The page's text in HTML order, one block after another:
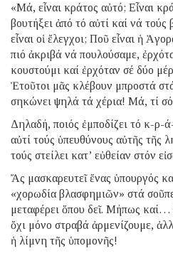
«Μά, εἶναι κράτος αὐτό; Εἶναι
βουτήξει ἀπό τό αὐτί καί νά
εἶναι οἱ ἔλεγχοι; Ποῦ εἶναι ἡ
πιό ἀκριβά νά πουλούσαμε,
κουστούμι καί ἐρχόταν σέ δύο
Ἐτοῦτοι μᾶς κλέβουν μπροστά
σηκώνει ψηλά τά χέρια! Μά, τί
Δηλαδή, ποιός ἐμποδίζει τό κ-ρ-
αὐτί τούς ὑπευθύνους αὐτῆς τῆς
τούς στείλει κατ’ εὐθείαν στόν
Ἄς μασκαρευτεῖ ἕνας ὑπουργός
«χορωδία βλασφημιῶν» στά
μεταφέρει ὅπου δεῖ. Μήπως καί…
ὄχι μόνο στραβά ἀρμενίζουμε,
ἡ λίμνη τῆς ὑπομονῆς!